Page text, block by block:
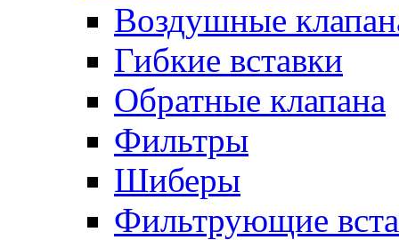
Воздушные
Гибкие вставки
Обратные клапана
Фильтры
Шиберы
Фильтрующие